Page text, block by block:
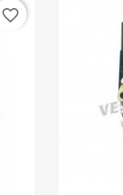
favorite_border